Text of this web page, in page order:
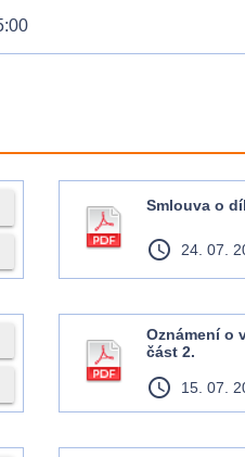
Smlouva o
access_time 24. 07.
Oznámení o
část 2.
access_time 15. 07.